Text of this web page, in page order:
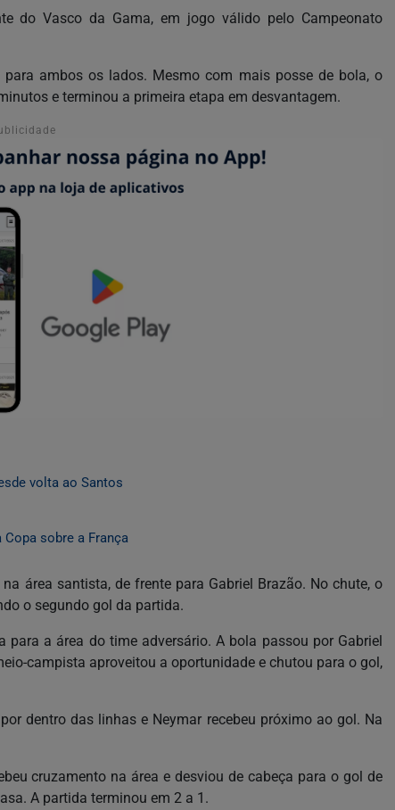
do Vasco da Gama, em jogo válido pelo Campeonato
ambos os lados. Mesmo com mais posse de bola, o
e terminou a primeira etapa em desvantagem.
volta ao Santos
sobre a França
área santista, de frente para Gabriel Brazão. No chute, o
o segundo gol da partida.
a área do time adversário. A bola passou por Gabriel
campista aproveitou a oportunidade e chutou para o gol,
dentro das linhas e Neymar recebeu próximo ao gol. Na
cruzamento na área e desviou de cabeça para o gol de
A partida terminou em 2 a 1.